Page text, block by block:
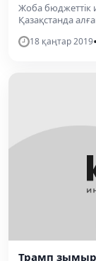
Жоба бюджеттік
Қазақстанда
18 қаңтар 2019•
Трамп